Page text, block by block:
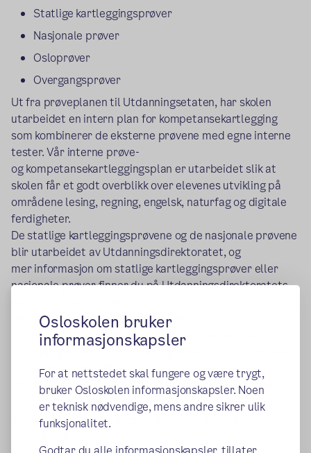
Osloskolen bruker
informasjonskapsler
For at nettstedet skal fungere og være trygt,
bruker Osloskolen informasjonskapsler. Noen
er teknisk nødvendige, mens andre sikrer ulik
funksjonalitet.
Statlige kartleggingsprøver
Nasjonale prøver
Osloprøver
Overgangsprøver
Ut fra prøveplanen til Utdanningsetaten, har skolen
utarbeidet en intern plan for kompetansekartlegging
som kombinerer de eksterne prøvene med egne interne
tester. Vår interne prøve-
og kompetansekartleggingsplan er utarbeidet slik at
skolen får et godt overblikk over elevenes utvikling på
områdene lesing, regning, engelsk, naturfag og digitale
ferdigheter.
De statlige kartleggingsprøvene og de nasjonale prøvene
blir utarbeidet av Utdanningsdirektoratet, og
mer informasjon om statlige kartleggingsprøver eller
nasjonale prøver finner du på Utdanningsdirektoratets
Osloprøver og overgangsprøver er
kompetansekartleggingsprøver som utarbeides av
Utdanningsetaten, og som kun gjelder for Oslo. Prøvene
lages etter malen til de nasjonale prøvene. For mer
informasjon om osloprøver, gå til Utdanningsetatens
https://www.oslo.kommune.no/skole-og-
utdanning/eksamen-og-elevvurdering/prover-og-
kartlegginger/